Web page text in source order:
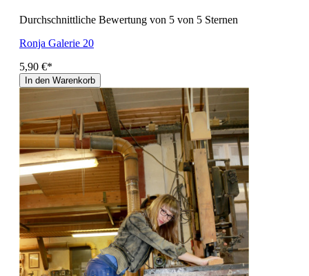
Durchschnittliche Bewertung von 5 von 5 Sternen
Ronja Galerie 20
5,90 €*
In den Warenkorb